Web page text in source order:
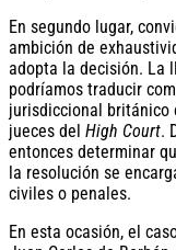
En segundo lugar,
ambición de
adopta la decisión. La
podríamos traducir
jurisdiccional británico
jueces del High Court.
entonces determinar
la resolución se
civiles o penales.
En esta ocasión, el